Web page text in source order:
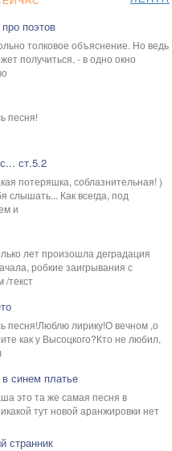
поэтов
толковое объяснение. Но ведь
получиться, - в одно окно
песня!
ст.5.2
потеряшка, соблазнительная! )
слышать... Как всегда, под
и
лет произошла деградация
робкие заигрывания с
/текст
песня!Люблю лирику!О вечном ,о
как у Высоцкого?Кто не любил,
синем платье
это та же самая песня в
тут новой аранжировки нет
странник